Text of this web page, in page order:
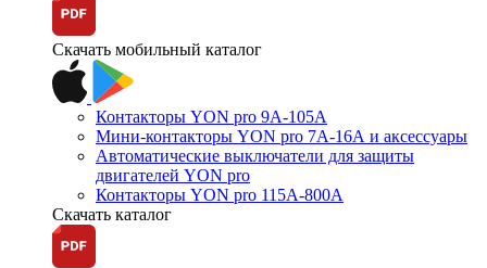
Скачать мобильный каталог
Контакторы YON pro 9А-105А
Мини-контакторы YON pro 7А-16А и аксессуары
Автоматические выключатели для защиты
двигателей YON pro
Контакторы YON pro 115А-800А
Скачать каталог